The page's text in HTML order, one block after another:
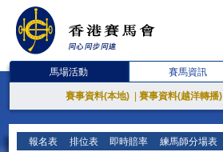
馬場活動 賽馬資訊
賽事資料(本地) 賽事資料(越洋轉播)
報名表 排位表 即時賠率 練馬師分場表